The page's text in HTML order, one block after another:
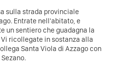
sulla strada provinciale
Entrate nell'abitato, e
un sentiero che guadagna la
ricollegate in sostanza alla
Santa Viola di Azzago con